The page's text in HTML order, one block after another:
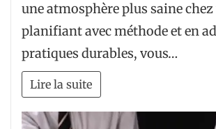
une atmosphère plus saine chez
planifiant avec méthode et en
pratiques durables, vous…
Lire la suite